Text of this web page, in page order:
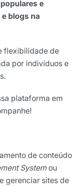
e
blogs na
flexibilidade de
por indivíduos e
plataforma em
de conteúdo
Systemou
gerenciar sites de